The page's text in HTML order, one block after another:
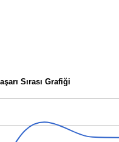
Sırası Grafiği